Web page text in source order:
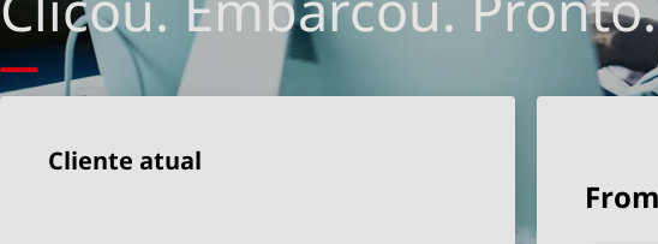
Cliente atual